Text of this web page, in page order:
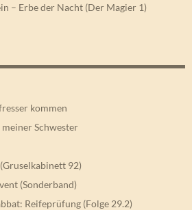
– Erbe der Nacht (Der Magier 1)
kommen
meiner Schwester
92)
(Sonderband)
Reifeprüfung (Folge 29.2)